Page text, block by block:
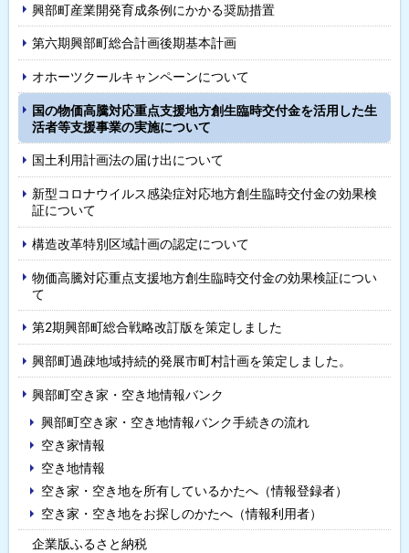
・
メ
ニ
ュ
ー
興部町産業開発育成条例にかかる奨励措置
第六期興部町総合計画後期基本計画
オホーツクールキャンペーンについて
国の物価高騰対応重点支援地方創生臨時交付金を活用した生
活者等支援事業の実施について
国土利用計画法の届け出について
新型コロナウイルス感染症対応地方創生臨時交付金の効果検
証について
構造改革特別区域計画の認定について
物価高騰対応重点支援地方創生臨時交付金の効果検証につい
て
第2期興部町総合戦略改訂版を策定しました
興部町過疎地域持続的発展市町村計画を策定しました。
興部町空き家・空き地情報バンク
興部町空き家・空き地情報バンク手続きの流れ
空き家情報
空き地情報
空き家・空き地を所有しているかたへ（情報登録者）
空き家・空き地をお探しのかたへ（情報利用者）
企業版ふるさと納税